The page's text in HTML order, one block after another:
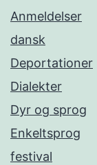
Anmeldelser
dansk
Deportationer
Dialekter
Dyr og sprog
Enkeltsprog
festival